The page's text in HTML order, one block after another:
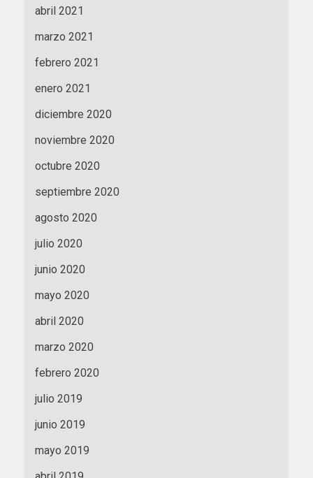
abril 2021
marzo 2021
febrero 2021
enero 2021
diciembre 2020
noviembre 2020
octubre 2020
septiembre 2020
agosto 2020
julio 2020
junio 2020
mayo 2020
abril 2020
marzo 2020
febrero 2020
julio 2019
junio 2019
mayo 2019